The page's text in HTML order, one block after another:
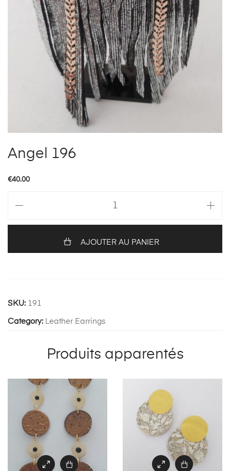
Angel 196
€40.00
Angel
AJOUTER AU PANIER
SKU: 191
Category: Leather Earrings
Produits apparentés